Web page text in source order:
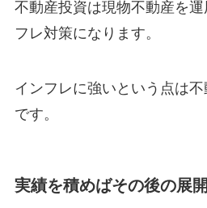
不動産投資は現物不動産を
フレ対策になります。
インフレに強いという点は
です。
実績を積めばその後の展